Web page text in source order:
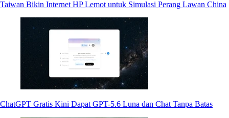
Taiwan Bikin Internet HP Lemot untuk Simulasi Perang Lawan China
ChatGPT Gratis Kini Dapat GPT-5.6 Luna dan Chat Tanpa Batas